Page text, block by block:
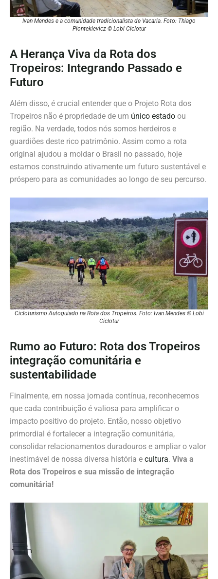
Ivan Mendes e a comunidade tradicionalista de Vacaria. Foto: Thiago
Piontekievicz © Lobi Ciclotur
A Herança Viva da Rota dos
Tropeiros: Integrando Passado e
Futuro
Além disso, é crucial entender que o Projeto Rota dos
Tropeiros não é propriedade de um único estado ou
região. Na verdade, todos nós somos herdeiros e
guardiões deste rico patrimônio. Assim como a rota
original ajudou a moldar o Brasil no passado, hoje
estamos construindo ativamente um futuro sustentável e
próspero para as comunidades ao longo de seu percurso.
Cicloturismo Autoguiado na Rota dos Tropeiros. Foto: Ivan Mendes © Lobi
Ciclotur
Rumo ao Futuro: Rota dos Tropeiros
integração comunitária e
sustentabilidade
Finalmente, em nossa jornada contínua, reconhecemos
que cada contribuição é valiosa para amplificar o
impacto positivo do projeto. Então, nosso objetivo
primordial é fortalecer a integração comunitária,
consolidar relacionamentos duradouros e ampliar o valor
inestimável de nossa diversa história e cultura. Viva a
Rota dos Tropeiros e sua missão de integração
comunitária!